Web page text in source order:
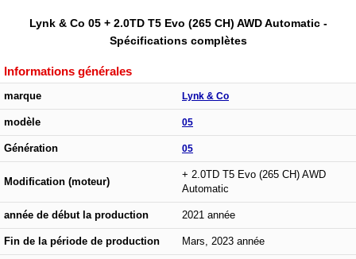
Lynk & Co 05 + 2.0TD T5 Evo (265 CH) AWD Automatic -
Spécifications complètes
Informations générales
marque Lynk & Co
modèle 05
Génération 05
Modification (moteur)
+ 2.0TD T5 Evo (265 CH) AWD
Automatic
année de début la production 2021 année
Fin de la période de production Mars, 2023 année